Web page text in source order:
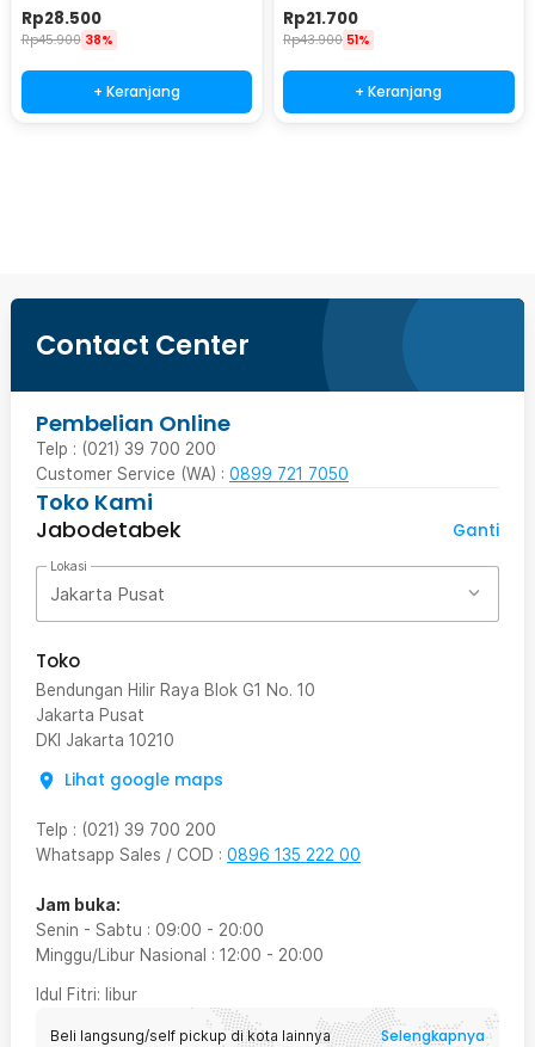
dengan Pouch - T5
Rp28.500
Rp45.900 38%
+ Keranjang
Cutlery Set 4 PCS - C24
Rp21.700
Rp43.900 51%
+ Keranjang
Contact Center
Pembelian Online
Telp : (021) 39 700 200
Customer Service (WA) : 0899 721 7050
Toko Kami
Jabodetabek
Ganti
Lokasi
Jakarta Pusat
Toko
Bendungan Hilir Raya Blok G1 No. 10
Jakarta Pusat
DKI Jakarta 10210
Lihat google maps
Telp : (021) 39 700 200
Whatsapp Sales / COD : 0896 135 222 00
Jam buka:
Senin - Sabtu : 09:00 - 20:00
Minggu/Libur Nasional : 12:00 - 20:00
Idul Fitri: libur
Beli langsung/self pickup di kota lainnya Selengkapnya